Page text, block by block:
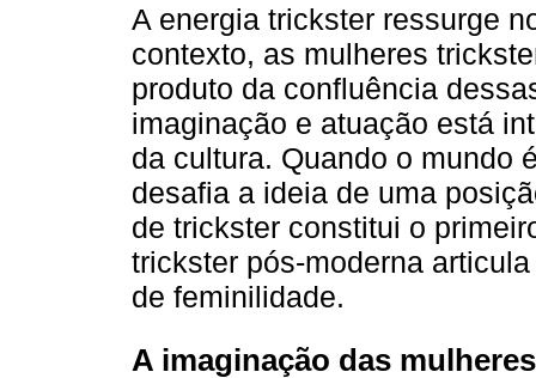
A energia trickster ressurge
contexto, as mulheres
produto da confluência
imaginação e atuação está
da cultura. Quando o mundo
desafia a ideia de uma
de trickster constitui o
trickster pós-moderna
de feminilidade.
A imaginação das